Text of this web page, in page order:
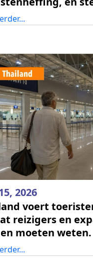
2026
voert
reizigers en
moeten weten.